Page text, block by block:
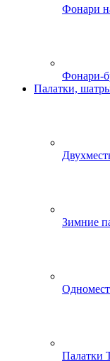
Фонари
Фонари-
Палатки,
Зимние
Палатки